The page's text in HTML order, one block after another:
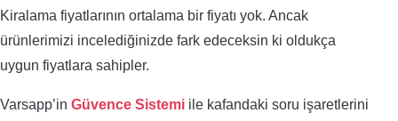
Kiralama fiyatlarının ortalama bir fiyatı yok. Ancak
ürünlerimizi incelediğinizde fark edeceksin ki oldukça
uygun fiyatlara sahipler.
Varsapp’in Güvence Sistemi ile kafandaki soru işaretlerini